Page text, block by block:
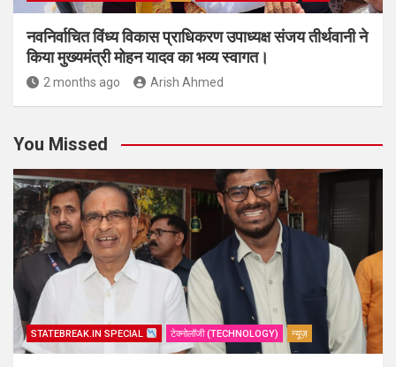
नवनिर्वाचित विंध्य विकास प्राधिकरण उपाध्यक्ष संजय तीर्थवानी ने
किया मुख्यमंत्री मोहन यादव का भव्य स्वागत।
2 months ago Arish Ahmed
You Missed
STATEBREAK.IN SPECIAL टेक्नोलॉजी (TECHNOLOGY) न्यूज़